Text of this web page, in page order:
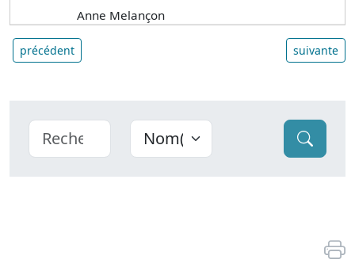
Anne Melançon
précédent suivante